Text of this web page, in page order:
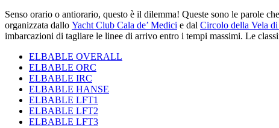
Senso orario o antiorario, questo è il dilemma! Queste sono le parole
organizzata dallo Yacht Club Cala de’ Medici e dal Circolo della Vela
imbarcazioni di tagliare le linee di arrivo entro i tempi massimi. Le
ELBABLE OVERALL
ELBABLE ORC
ELBABLE IRC
ELBABLE HANSE
ELBABLE LFT1
ELBABLE LFT2
ELBABLE LFT3